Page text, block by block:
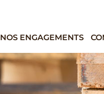
NOS ENGAGEMENTS